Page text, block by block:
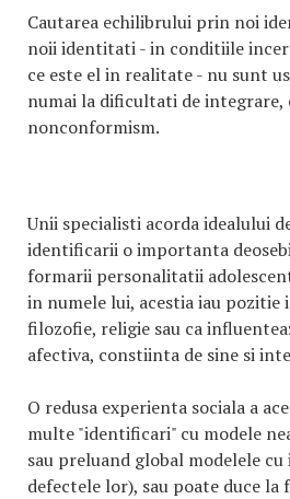
Cautarea echilibrului prin noi
noii identitati - in conditiile
ce este el in realitate - nu sunt
numai la dificultati de integrare,
nonconformism.
Unii specialisti acorda idealului
identificarii o importanta
formarii personalitatii
in numele lui, acestia iau pozitie
filozofie, religie sau ca
afectiva, constiinta de sine si
O redusa experienta sociala a
multe "identificari" cu modele
sau preluand global modelele
defectele lor), sau poate duce la